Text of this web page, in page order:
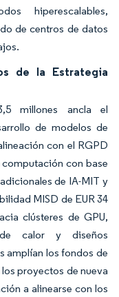
hiperescalables,
de centros de datos
de la Estrategia
millones ancla el
de modelos de
con el RGPD
con base
de IA-MIT y
MISD de EUR 34
clústeres de GPU,
de calor y diseños
amplían los fondos de
proyectos de nueva
a alinearse con los